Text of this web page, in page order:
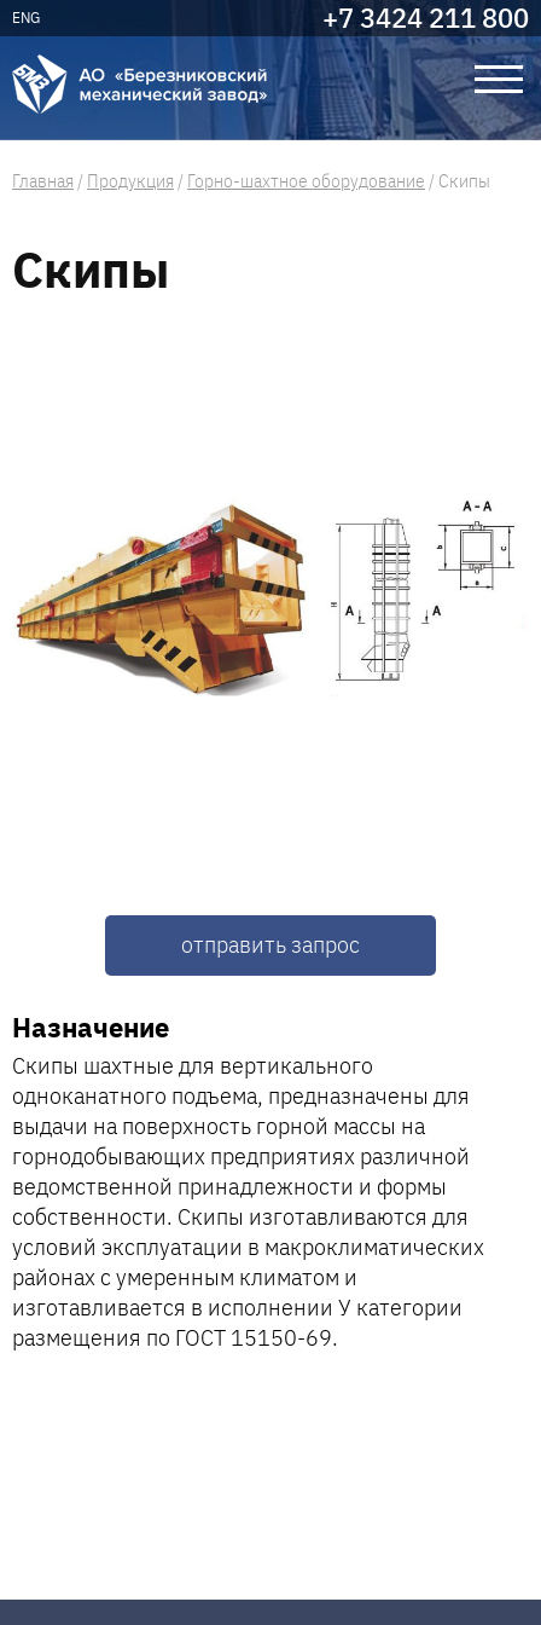
+7 3424 211 800
ENG
Главная / Продукция / Горно-шахтное оборудование / Скипы
Скипы
отправить запрос
Назначение
Скипы шахтные для вертикального
одноканатного подъема, предназначены для
выдачи на поверхность горной массы на
горнодобывающих предприятиях различной
ведомственной принадлежности и формы
собственности. Скипы изготавливаются для
условий эксплуатации в макроклиматических
районах с умеренным климатом и
изготавливается в исполнении У категории
размещения по ГОСТ 15150-69.